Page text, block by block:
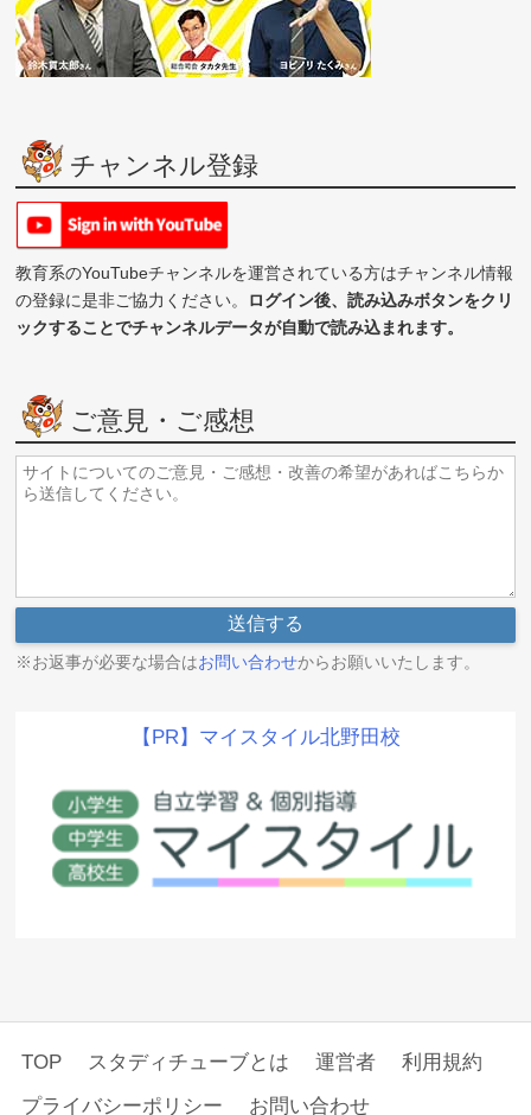
チャンネル登録
教育系のYouTubeチャンネルを運営されている方はチャンネル情報
の登録に是非ご協力ください。 ログイン後、読み込みボタンをクリ
ックすることでチャンネルデータが自動で読み込まれます。
ご意見・ご感想
※お返事が必要な場合はお問い合わせからお願いいたします。
【PR】マイスタイル北野田校
TOP スタディチューブとは 運営者
利用規約
プライバシーポリシー
お問い合わせ